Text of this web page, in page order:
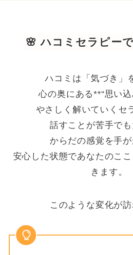
🌸 ハコミセラピー
ハコミは「気づき」
心の奥にある**“思い
やさしく解いていくセ
話すことが苦手でも
からだの感覚を手が
安心した状態であなたのこ
きます。
このような変化が訪